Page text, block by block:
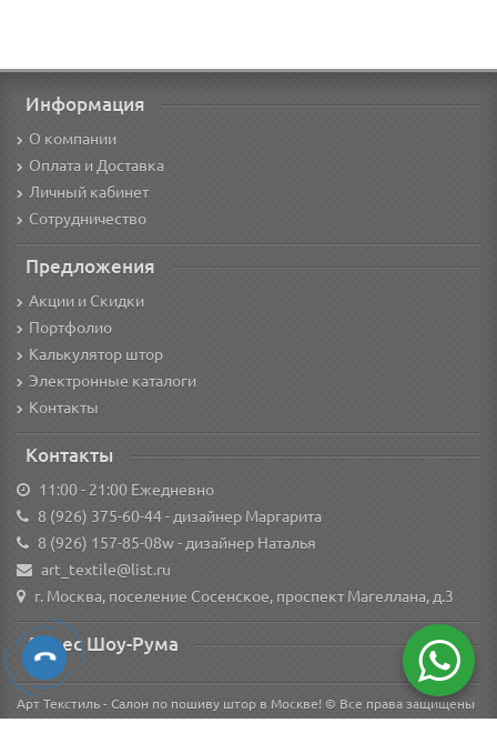
Информация
О компании
Оплата и Доставка
Личный кабинет
Сотрудничество
Предложения
Акции и Скидки
Портфолио
Калькулятор штор
Электронные каталоги
Контакты
Контакты
11:00 - 21:00 Ежедневно
8 (926) 375-60-44- дизайнер Маргарита
8 (926) 157-85-08w- дизайнер Наталья
art_textile@list.ru
г. Москва, поселение Сосенское, проспект Магеллана, д.3
Адрес Шоу-Рума
Арт Текстиль - Салон по пошиву штор в Москве! © Все права защищены